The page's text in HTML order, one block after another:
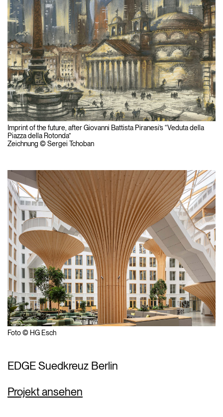
Imprint of the future, after Giovanni Battista Piranesi’s “Veduta della
Piazza della Rotonda”
Zeichnung © Sergei Tchoban
Foto © HG Esch
EDGE Suedkreuz Berlin
Projekt ansehen